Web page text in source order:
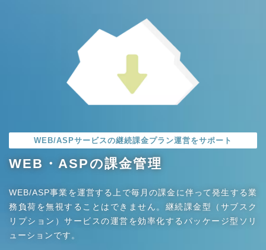
WEB/ASPサービスの継続課金プラン運営をサポート
WEB・ASPの課金管理
WEB/ASP事業を運営する上で毎月の課金に伴って発生する業
務負荷を無視することはできません。継続課金型（サブスク
リプション）サービスの運営を効率化するパッケージ型ソリ
ューションです。